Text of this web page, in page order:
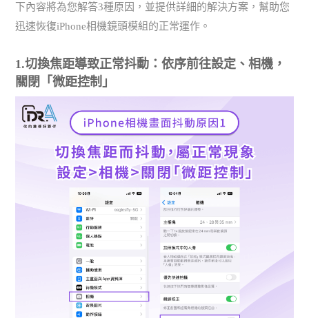
下內容將為您解答3種原因，並提供詳細的解決方案，幫助您
迅速恢復iPhone相機鏡頭模組的正常運作。
1.切換焦距導致正常抖動：依序前往設定、相機，
關閉「微距控制」